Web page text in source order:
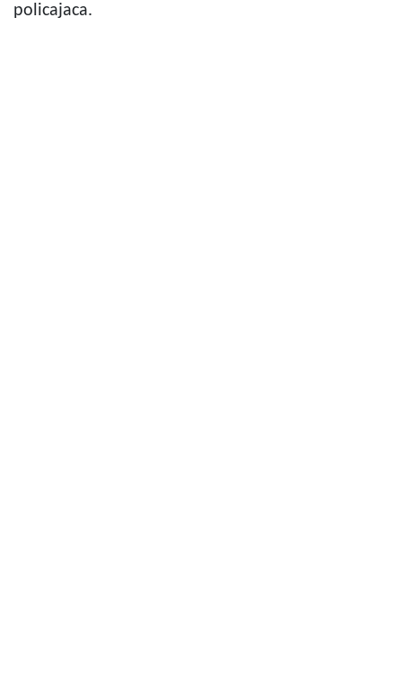
policajaca.